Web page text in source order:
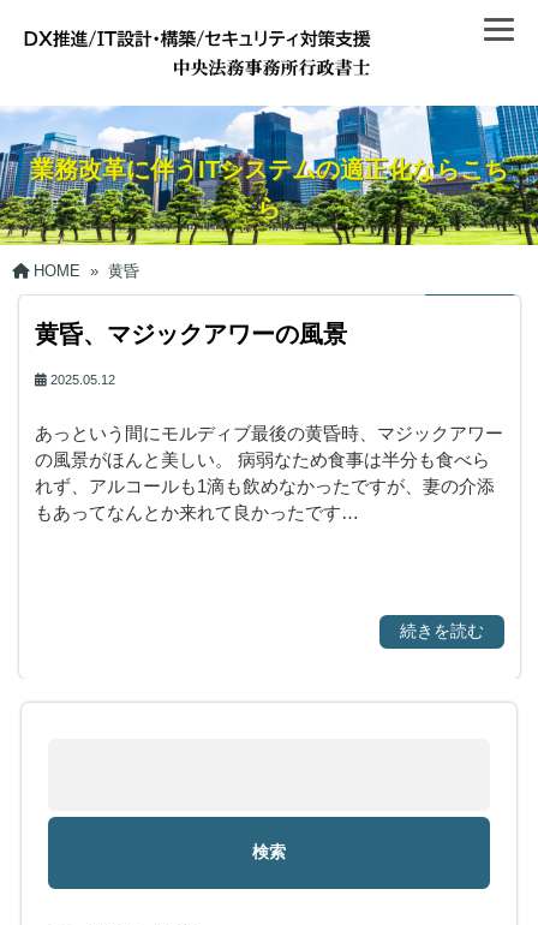
業務改革に伴うITシステムの適正化ならこち
ら
HOME » 黄昏
黄昏、マジックアワーの風景
2025.05.12
あっという間にモルディブ最後の黄昏時、マジックアワー
の風景がほんと美しい。 病弱なため食事は半分も食べら
れず、アルコールも1滴も飲めなかったですが、妻の介添
もあってなんとか来れて良かったです…
続きを読む